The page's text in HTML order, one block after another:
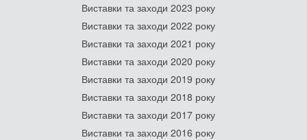
Виставки та заходи 2023 року
Виставки та заходи 2022 року
Виставки та заходи 2021 року
Виставки та заходи 2020 року
Виставки та заходи 2019 року
Виставки та заходи 2018 року
Виставки та заходи 2017 року
Виставки та заходи 2016 року